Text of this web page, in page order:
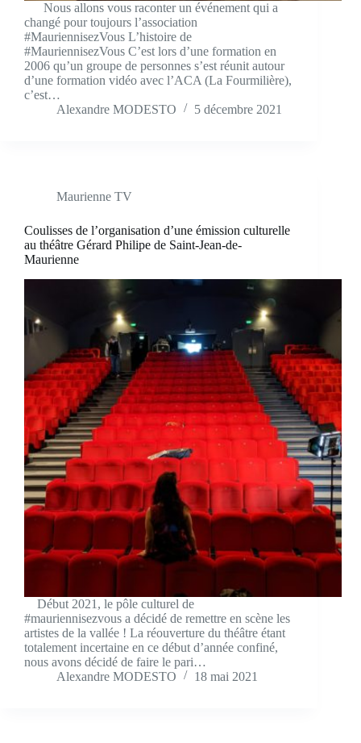
Nous allons vous raconter un événement qui a
changé pour toujours l’association
#MauriennisezVous L’histoire de
#MauriennisezVous C’est lors d’une formation en
2006 qu’un groupe de personnes s’est réunit autour
d’une formation vidéo avec l’ACA (La Fourmilière),
c’est…
Alexandre MODESTO
5 décembre 2021
Maurienne TV
Coulisses de l’organisation d’une émission culturelle
au théâtre Gérard Philipe de Saint-Jean-de-
Maurienne
Début 2021, le pôle culturel de
#mauriennisezvous a décidé de remettre en scène les
artistes de la vallée ! La réouverture du théâtre étant
totalement incertaine en ce début d’année confiné,
nous avons décidé de faire le pari…
Alexandre MODESTO
18 mai 2021